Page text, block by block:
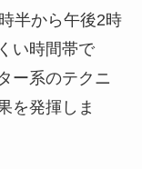
半から午後2時
い時間帯で
ー系のテクニ
を発揮しま